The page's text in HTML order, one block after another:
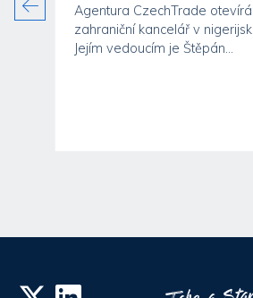
Agentura CzechTrade
zahraniční kancelář v
Jejím vedoucím je Štěpán...